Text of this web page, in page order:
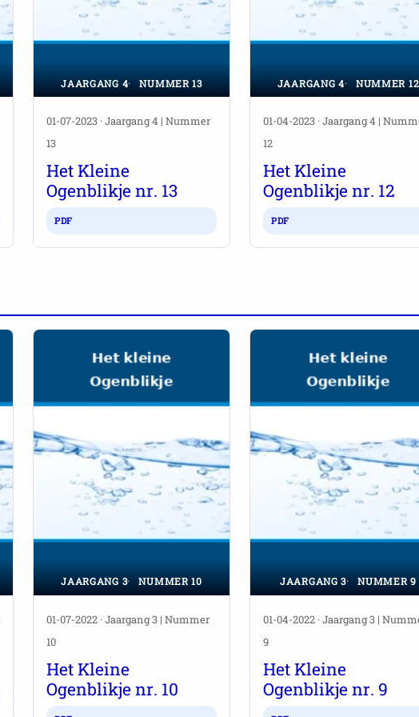
JAARGANG 4 NUMMER 13
01-07-2023 · Jaargang 4 | Nummer
13
Het Kleine
Ogenblikje nr. 13
PDF
JAARGANG 4 NUMMER 12
01-04-2023 · Jaargang 4 |
12
Het Kleine
Ogenblikje nr. 12
PDF
JAARGANG 3 NUMMER 10
01-07-2022 · Jaargang 3 | Nummer
10
Het Kleine
Ogenblikje nr. 10
JAARGANG 3 NUMMER 9
01-04-2022 · Jaargang 3 |
9
Het Kleine
Ogenblikje nr. 9